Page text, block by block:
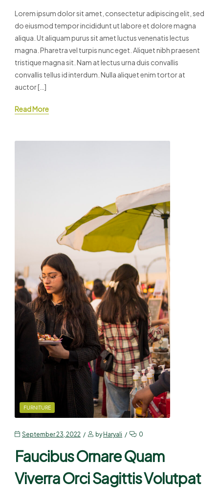
Lorem ipsum dolor sit amet, consectetur adipiscing elit, sed
do eiusmod tempor incididunt ut labore et dolore magna
aliqua. Ut aliquam purus sit amet luctus venenatis lectus
magna. Pharetra vel turpis nunc eget. Aliquet nibh praesent
tristique magna sit. Nam at lectus urna duis convallis
convallis tellus id interdum. Nulla aliquet enim tortor at
auctor […]
Read More
FURNITURE
September 23, 2022 by Haryali 0
Faucibus Ornare Quam
Viverra Orci Sagittis Volutpat